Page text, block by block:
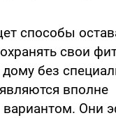
способы
свои
без
вполне
Они